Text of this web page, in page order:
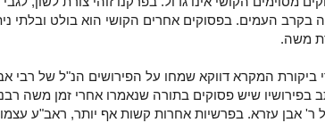
בקרב העמים. בפסוקים אחרים הקושי הוא בולט ובלתי
משה.
ביקורת המקרא דווקא שמחו על הפירושים הנ"ל של רבי
בפירושיו שיש פסוקים בתורה שנאמרו אחרי זמן משה
ר' אבן עזרא. בפרשיות אחרות קשות אף יותר, ראב"ע עצמו